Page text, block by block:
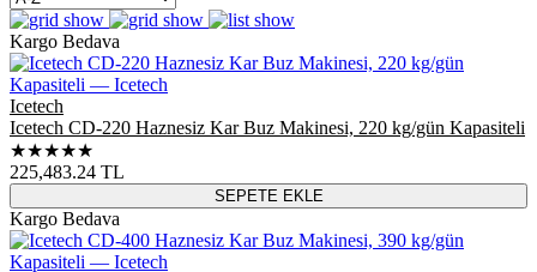
Kargo Bedava
Icetech
Icetech CD-220 Haznesiz Kar Buz Makinesi, 220 kg/gün Kapasiteli
★★★★★
225,483.24 TL
SEPETE EKLE
Kargo Bedava